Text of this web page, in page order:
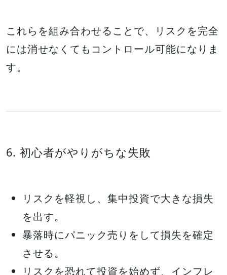
これらを組み合わせることで、リスクを完全
には消せなくてもコントロール可能になりま
す。
6. 初心者がやりがちな失敗
リスクを軽視し、集中投資で大きな損失
を出す。
暴落時にパニック売りをして損失を確定
させる。
リスクを恐れて投資を始めず、インフレ